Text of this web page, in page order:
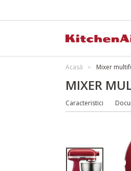
Acasă Mixer
MIXER
Caracteristici